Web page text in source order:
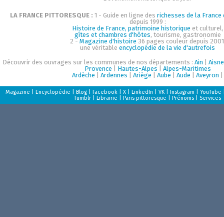
LA FRANCE PITTORESQUE : 1 - Guide en ligne des richesses de la
depuis 1999 :
Histoire de France, patrimoine historique et culturel,
gîtes et chambres d'hôtes, tourisme, gastronomie
2 - Magazine d'histoire 36 pages couleur depuis
une véritable encyclopédie de la vie d'autrefois
Découvrir des ouvrages sur les communes de nos départements : Ain
Aisne
Provence
Hautes-Alpes
Alpes-Maritimes
Ardèche
Ardennes Ariège Aube Aude Aveyron
Magazine Encyclopédie Blog Facebook X LinkedIn VK Instagram YouTube
Tumblr
Librairie Paris pittoresque Prénoms Services